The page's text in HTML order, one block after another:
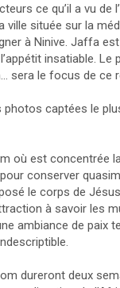
ce qu’il a vu de
située sur la
à Ninive. Jaffa
insatiable. Le
sera le focus de ce
captées le
où est concentrée
conserver
le corps de
à savoir les
ambiance de paix
dureront deux